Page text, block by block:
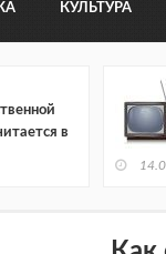
КУЛЬТУРА
в